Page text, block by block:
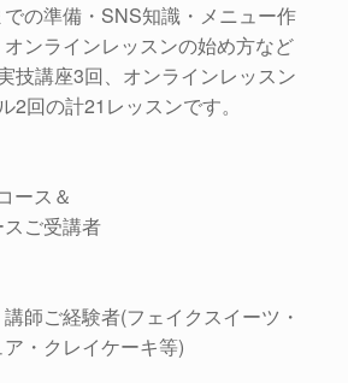
の準備・SNS知識・メニュー作
ンラインレッスンの始め方など
技講座3回、オンラインレッスン
2回の計21レッスンです。
ース＆
ご受講者
師ご経験者(フェイクスイーツ・
・クレイケーキ等)